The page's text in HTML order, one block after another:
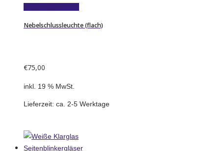
Nebelschlussleuchte (flach)
€75,00
inkl. 19 % MwSt.
Lieferzeit: ca. 2-5 Werktage